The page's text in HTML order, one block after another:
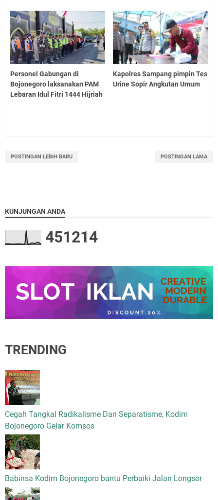
Personel Gabungan di
Bojonegoro laksanakan PAM
Lebaran Idul Fitri 1444 Hijriah
Kapolres Sampang pimpin Tes
Urine Sopir Angkutan Umum
POSTINGAN LEBIH BARU POSTINGAN LAMA
KUNJUNGAN ANDA
451214
TRENDING
Cegah Tangkal Radikalisme Dan Separatisme, Kodim
Bojonegoro Gelar Komsos
Babinsa Kodim Bojonegoro bantu Perbaiki Jalan Longsor